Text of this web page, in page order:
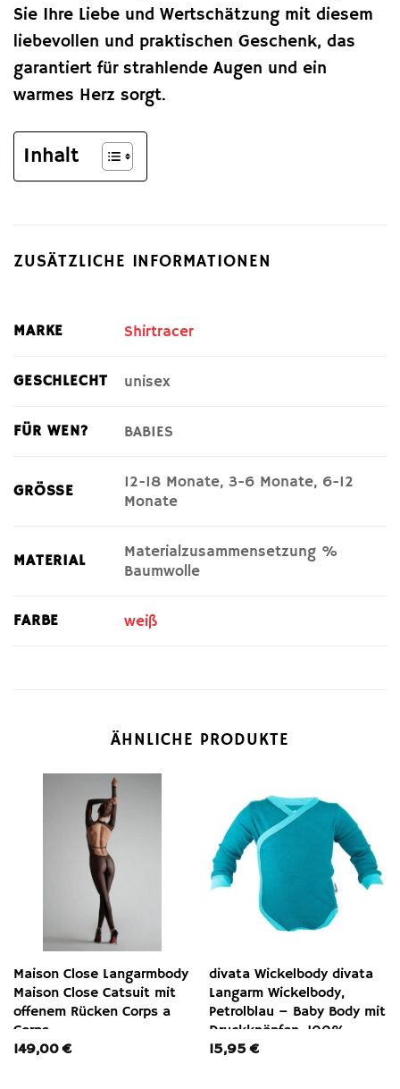
Sie Ihre Liebe und Wertschätzung mit diesem
liebevollen und praktischen Geschenk, das
garantiert für strahlende Augen und ein
warmes Herz sorgt.
Inhalt
ZUSÄTZLICHE INFORMATIONEN
MARKE Shirtracer
GESCHLECHT unisex
FÜR WEN? BABIES
GRÖSSE
12-18 Monate, 3-6 Monate, 6-12
Monate
MATERIAL
Materialzusammensetzung %
Baumwolle
FARBE weiß
ÄHNLICHE PRODUKTE
Maison Close Langarmbody
Maison Close Catsuit mit
offenem Rücken Corps a
Corps
149,00€
divata Wickelbody divata
Langarm Wickelbody,
Petrolblau – Baby Body mit
Druckknöpfen, 100%
Baumwolle – extra
15,95€